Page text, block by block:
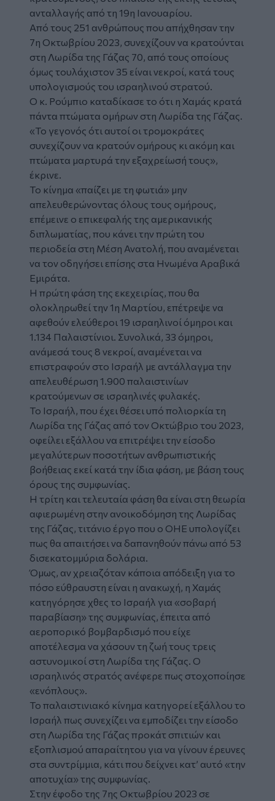
ανταλλαγής από τη 19η Ιανουαρίου.
Από τους 251 ανθρώπους που απήχθησαν την
7η Οκτωβρίου 2023, συνεχίζουν να κρατούνται
στη Λωρίδα της Γάζας 70, από τους οποίους
όμως τουλάχιστον 35 είναι νεκροί, κατά τους
υπολογισμούς του ισραηλινού στρατού.
Ο κ. Ρούμπιο καταδίκασε το ότι η Χαμάς κρατά
πάντα πτώματα ομήρων στη Λωρίδα της Γάζας.
«Το γεγονός ότι αυτοί οι τρομοκράτες
συνεχίζουν να κρατούν ομήρους κι ακόμη και
πτώματα μαρτυρά την εξαχρείωσή τους»,
έκρινε.
Το κίνημα «παίζει με τη φωτιά» μην
απελευθερώνοντας όλους τους ομήρους,
επέμεινε ο επικεφαλής της αμερικανικής
διπλωματίας, που κάνει την πρώτη του
περιοδεία στη Μέση Ανατολή, που αναμένεται
να τον οδηγήσει επίσης στα Ηνωμένα Αραβικά
Εμιράτα.
Η πρώτη φάση της εκεχειρίας, που θα
ολοκληρωθεί την 1η Μαρτίου, επέτρεψε να
αφεθούν ελεύθεροι 19 ισραηλινοί όμηροι και
1.134 Παλαιστίνιοι. Συνολικά, 33 όμηροι,
ανάμεσά τους 8 νεκροί, αναμένεται να
επιστραφούν στο Ισραήλ με αντάλλαγμα την
απελευθέρωση 1.900 παλαιστινίων
κρατούμενων σε ισραηλινές φυλακές.
Το Ισραήλ, που έχει θέσει υπό πολιορκία τη
Λωρίδα της Γάζας από τον Οκτώβριο του 2023,
οφείλει εξάλλου να επιτρέψει την είσοδο
μεγαλύτερων ποσοτήτων ανθρωπιστικής
βοήθειας εκεί κατά την ίδια φάση, με βάση τους
όρους της συμφωνίας.
Η τρίτη και τελευταία φάση θα είναι στη θεωρία
αφιερωμένη στην ανοικοδόμηση της Λωρίδας
της Γάζας, τιτάνιο έργο που ο ΟΗΕ υπολογίζει
πως θα απαιτήσει να δαπανηθούν πάνω από 53
δισεκατομμύρια δολάρια.
Όμως, αν χρειαζόταν κάποια απόδειξη για το
πόσο εύθραυστη είναι η ανακωχή, η Χαμάς
κατηγόρησε χθες το Ισραήλ για «σοβαρή
παραβίαση» της συμφωνίας, έπειτα από
αεροπορικό βομβαρδισμό που είχε
αποτέλεσμα να χάσουν τη ζωή τους τρεις
αστυνομικοί στη Λωρίδα της Γάζας. Ο
ισραηλινός στρατός ανέφερε πως στοχοποίησε
«ενόπλους».
Το παλαιστινιακό κίνημα κατηγορεί εξάλλου το
Ισραήλ πως συνεχίζει να εμποδίζει την είσοδο
στη Λωρίδα της Γάζας προκάτ σπιτιών και
εξοπλισμού απαραίτητου για να γίνουν έρευνες
στα συντρίμμια, κάτι που δείχνει κατ’ αυτό «την
αποτυχία» της συμφωνίας.
Στην έφοδο της 7ης Οκτωβρίου 2023 σε